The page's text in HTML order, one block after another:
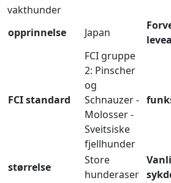
vakthunder
opprinnelse
Japan
FCI standard
FCI gruppe
2: Pinscher
og
Schnauzer -
Molosser -
Sveitsiske
fjellhunder
størrelse
Store
hunderaser